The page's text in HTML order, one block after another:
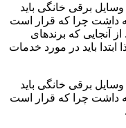
وسایل برقی خانگی باید
داشت چرا که قرار است
آنجایی که برندهای
باید در مورد خدمات
برقی خانگی باید
داشت چرا که قرار است